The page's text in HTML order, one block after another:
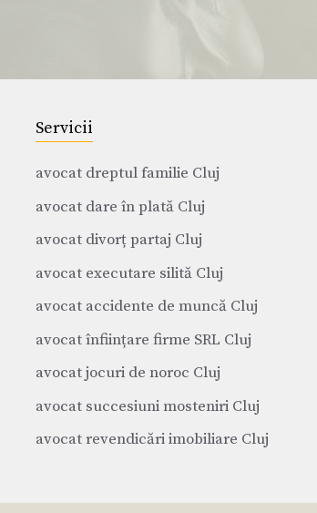
Servicii
avocat dreptul familie Cluj
avocat dare în plată Cluj
avocat divorț partaj Cluj
avocat executare silită Cluj
avocat accidente de muncă Cluj
avocat înființare firme SRL Cluj
avocat jocuri de noroc Cluj
avocat succesiuni mosteniri Cluj
avocat revendicări imobiliare Cluj